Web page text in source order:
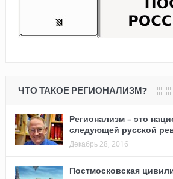
ЧТО ТАКОЕ РЕГИОНАЛИЗМ?
Регионализм – это
следующей русской
Декабрь 28, 2016
Постмосковская